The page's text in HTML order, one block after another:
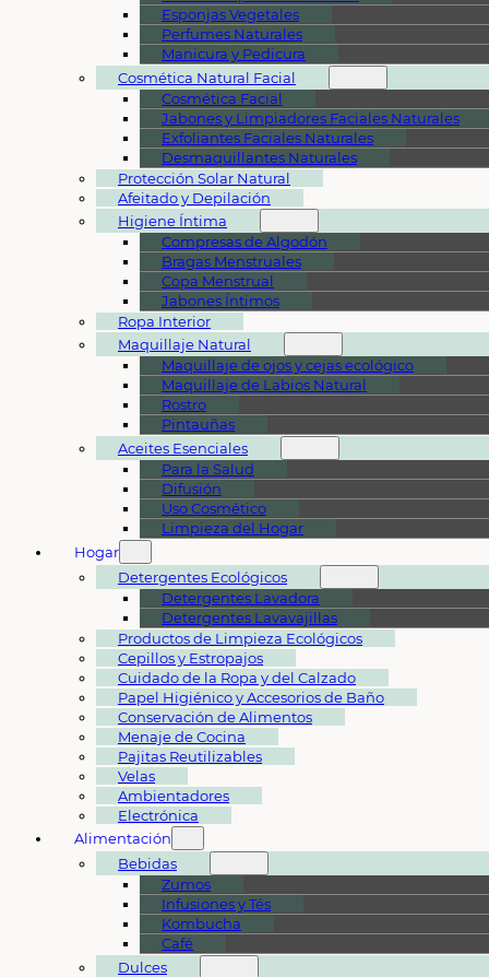
Esponjas Vegetales
Perfumes Naturales
Manicura y Pedicura
Cosmética Natural Facial
Cosmética Facial
Jabones y Limpiadores Faciales Naturales
Exfoliantes Faciales Naturales
Desmaquillantes Naturales
Protección Solar Natural
Afeitado y Depilación
Higiene Íntima
Compresas de Algodón
Bragas Menstruales
Copa Menstrual
Jabones Íntimos
Ropa Interior
Maquillaje Natural
Maquillaje de ojos y cejas ecológico
Maquillaje de Labios Natural
Rostro
Pintauñas
Aceites Esenciales
Para la Salud
Difusión
Uso Cosmético
Limpieza del Hogar
Hogar
Detergentes Ecológicos
Detergentes Lavadora
Detergentes Lavavajillas
Productos de Limpieza Ecológicos
Cepillos y Estropajos
Cuidado de la Ropa y del Calzado
Papel Higiénico y Accesorios de Baño
Conservación de Alimentos
Menaje de Cocina
Pajitas Reutilizables
Velas
Ambientadores
Electrónica
Alimentación
Bebidas
Zumos
Infusiones y Tés
Kombucha
Café
Dulces